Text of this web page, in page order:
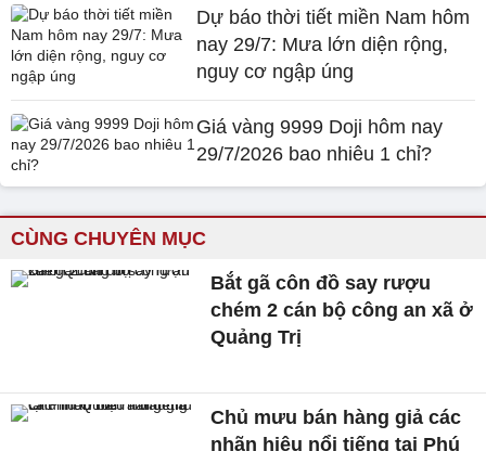
Dự báo thời tiết miền Nam hôm
nay 29/7: Mưa lớn diện rộng,
nguy cơ ngập úng
Giá vàng 9999 Doji hôm nay
29/7/2026 bao nhiêu 1 chỉ?
CÙNG CHUYÊN MỤC
Bắt gã côn đồ say rượu
chém 2 cán bộ công an xã ở
Quảng Trị
Chủ mưu bán hàng giả các
nhãn hiệu nổi tiếng tại Phú